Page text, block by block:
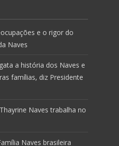
e o rigor do
Naves
a história dos Naves e
famílias, diz Presidente
Naves trabalha no
Naves brasileira